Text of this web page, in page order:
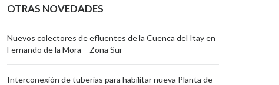
OTRAS NOVEDADES
Nuevos colectores de efluentes de la Cuenca del Itay en
Fernando de la Mora – Zona Sur
Interconexión de tuberías para habilitar nueva Planta de